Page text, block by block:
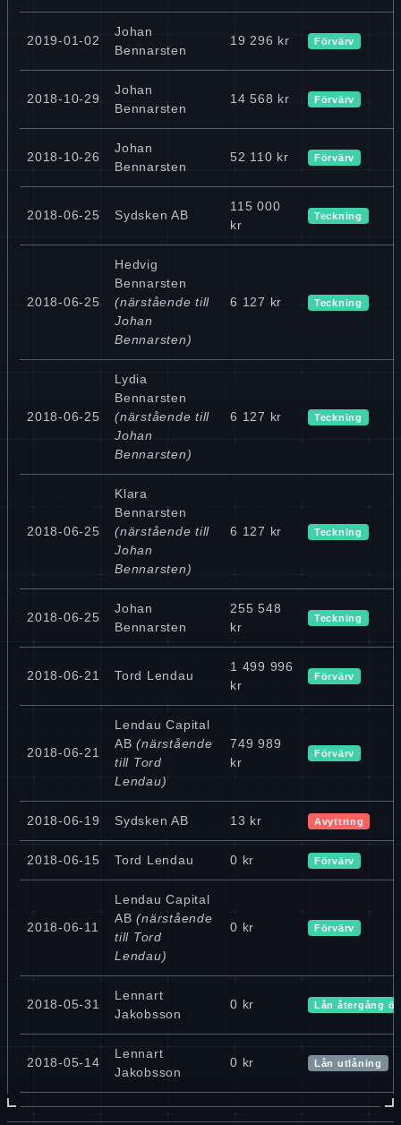
2019-01-02
Johan
Bennarsten
19 296 kr Förvärv
2018-10-29
Johan
Bennarsten
14 568 kr Förvärv
2018-10-26
Johan
Bennarsten
52 110 kr Förvärv
2018-06-25 Sydsken AB
115 000
kr
Teckning
2018-06-25
Hedvig
Bennarsten
(närstående till
Johan
Bennarsten)
6 127 kr Teckning
2018-06-25
Lydia
Bennarsten
(närstående till
Johan
Bennarsten)
6 127 kr Teckning
2018-06-25
Klara
Bennarsten
(närstående till
Johan
Bennarsten)
6 127 kr Teckning
2018-06-25
Johan
Bennarsten
255 548
kr
Teckning
2018-06-21 Tord Lendau
1 499 996
kr
Förvärv
2018-06-21
Lendau Capital
AB (närstående
till Tord
Lendau)
749 989
kr
Förvärv
2018-06-19 Sydsken AB 13 kr Avyttring
2018-06-15 Tord Lendau 0 kr Förvärv
2018-06-11
Lendau Capital
AB (närstående
till Tord
Lendau)
0 kr Förvärv
2018-05-31
Lennart
Jakobsson
0 kr Lån återgång
2018-05-14
Lennart
Jakobsson
0 kr Lån utlåning